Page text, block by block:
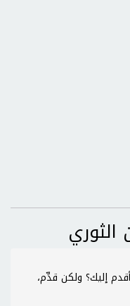
الثوري
إليك؟ ولكن قدِّم،